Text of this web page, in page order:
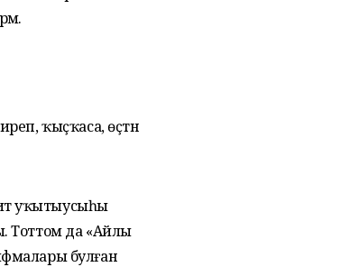
ҡыҫҡаса, өҫтән
уҡытыусыһы
Тоттом да «Айлы
булған